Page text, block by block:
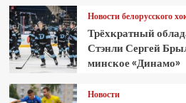
Новости белорусского
Трёхкратный
Стэнли Сергей
минское «Динамо»
Новости